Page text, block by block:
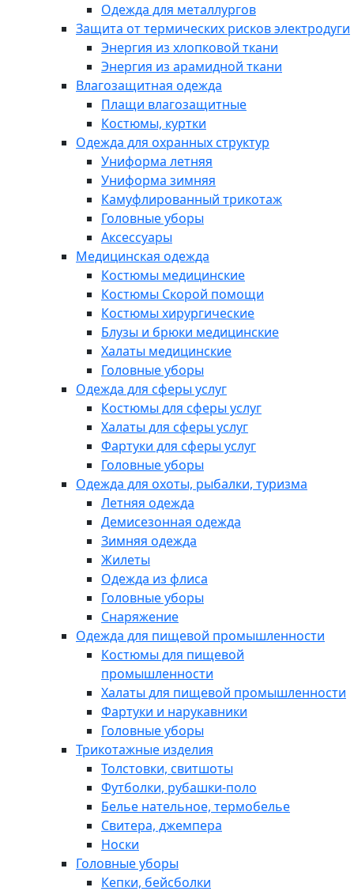
Одежда для металлургов
Защита от термических рисков электродуги
Энергия из хлопковой ткани
Энергия из арамидной ткани
Влагозащитная одежда
Плащи влагозащитные
Костюмы, куртки
Одежда для охранных структур
Униформа летняя
Униформа зимняя
Камуфлированный трикотаж
Головные уборы
Аксессуары
Медицинская одежда
Костюмы медицинские
Костюмы Скорой помощи
Костюмы хирургические
Блузы и брюки медицинские
Халаты медицинские
Головные уборы
Одежда для сферы услуг
Костюмы для сферы услуг
Халаты для сферы услуг
Фартуки для сферы услуг
Головные уборы
Одежда для охоты, рыбалки, туризма
Летняя одежда
Демисезонная одежда
Зимняя одежда
Жилеты
Одежда из флиса
Головные уборы
Снаряжение
Одежда для пищевой промышленности
Костюмы для пищевой
промышленности
Халаты для пищевой промышленности
Фартуки и нарукавники
Головные уборы
Трикотажные изделия
Толстовки, свитшоты
Футболки, рубашки-поло
Белье нательное, термобелье
Свитера, джемпера
Носки
Головные уборы
Кепки, бейсболки